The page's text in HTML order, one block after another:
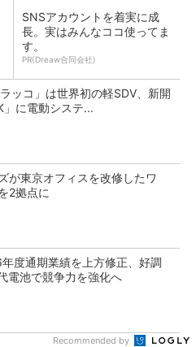
SNSアカウントを着実に成
長。実はみんなココ使ってま
す。
PR(Dreaw合同会社)
ッコ」は世界初の軽SDV、新開
」に電動システ...
が東京オフィスを改修したワ
2拠点に
度通期業績を上方修正、好調
電池で競争力を強化へ
Recommended by